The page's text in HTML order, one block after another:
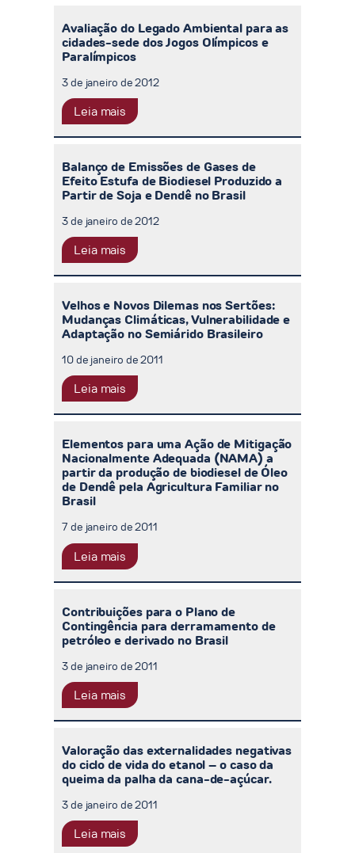
Avaliação do Legado Ambiental para as
cidades-sede dos Jogos Olímpicos e
Paralímpicos
3 de janeiro de 2012
Leia mais
Balanço de Emissões de Gases de
Efeito Estufa de Biodiesel Produzido a
Partir de Soja e Dendê no Brasil
3 de janeiro de 2012
Leia mais
Velhos e Novos Dilemas nos Sertões:
Mudanças Climáticas, Vulnerabilidade e
Adaptação no Semiárido Brasileiro
10 de janeiro de 2011
Leia mais
Elementos para uma Ação de Mitigação
Nacionalmente Adequada (NAMA) a
partir da produção de biodiesel de Óleo
de Dendê pela Agricultura Familiar no
Brasil
7 de janeiro de 2011
Leia mais
Contribuições para o Plano de
Contingência para derramamento de
petróleo e derivado no Brasil
3 de janeiro de 2011
Leia mais
Valoração das externalidades negativas
do ciclo de vida do etanol – o caso da
queima da palha da cana-de-açúcar.
3 de janeiro de 2011
Leia mais